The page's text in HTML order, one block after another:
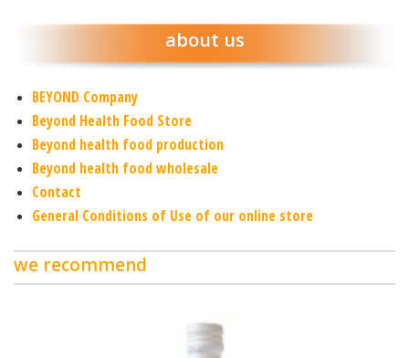
about us
BEYOND Company
Beyond Health Food Store
Beyond health food production
Beyond health food wholesale
Contact
General Conditions of Use of our online store
we recommend